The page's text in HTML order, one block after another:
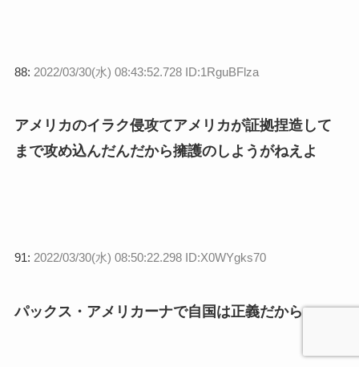
88: 2022/03/30(水) 08:43:52.728 ID:1RguBFlza
アメリカのイラク侵攻てアメリカが証拠捏造して
まで攻め込んだんだから擁護のしようがねえよ
91: 2022/03/30(水) 08:50:22.298 ID:X0WYgks70
パックス・アメリカーナで自国は正義だから